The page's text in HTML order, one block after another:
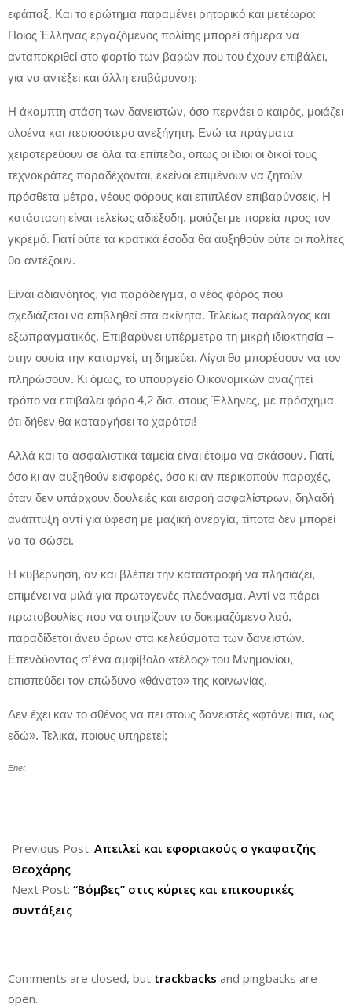
εφάπαξ. Και το ερώτημα παραμένει ρητορικό και μετέωρο:
Ποιος Έλληνας εργαζόμενος πολίτης μπορεί σήμερα να
ανταποκριθεί στο φορτίο των βαρών που του έχουν επιβάλει,
για να αντέξει και άλλη επιβάρυνση;
Η άκαμπτη στάση των δανειστών, όσο περνάει ο καιρός, μοιάζει
ολοένα και περισσότερο ανεξήγητη. Ενώ τα πράγματα
χειροτερεύουν σε όλα τα επίπεδα, όπως οι ίδιοι οι δικοί τους
τεχνοκράτες παραδέχονται, εκείνοι επιμένουν να ζητούν
πρόσθετα μέτρα, νέους φόρους και επιπλέον επιβαρύνσεις. Η
κατάσταση είναι τελείως αδιέξοδη, μοιάζει με πορεία προς τον
γκρεμό. Γιατί ούτε τα κρατικά έσοδα θα αυξηθούν ούτε οι πολίτες
θα αντέξουν.
Είναι αδιανόητος, για παράδειγμα, ο νέος φόρος που
σχεδιάζεται να επιβληθεί στα ακίνητα. Τελείως παράλογος και
εξωπραγματικός. Επιβαρύνει υπέρμετρα τη μικρή ιδιοκτησία –
στην ουσία την καταργεί, τη δημεύει. Λίγοι θα μπορέσουν να τον
πληρώσουν. Κι όμως, το υπουργείο Οικονομικών αναζητεί
τρόπο να επιβάλει φόρο 4,2 δισ. στους Έλληνες, με πρόσχημα
ότι δήθεν θα καταργήσει το χαράτσι!
Αλλά και τα ασφαλιστικά ταμεία είναι έτοιμα να σκάσουν. Γιατί,
όσο κι αν αυξηθούν εισφορές, όσο κι αν περικοπούν παροχές,
όταν δεν υπάρχουν δουλειές και εισροή ασφαλίστρων, δηλαδή
ανάπτυξη αντί για ύφεση με μαζική ανεργία, τίποτα δεν μπορεί
να τα σώσει.
Η κυβέρνηση, αν και βλέπει την καταστροφή να πλησιάζει,
επιμένει να μιλά για πρωτογενές πλεόνασμα. Αντί να πάρει
πρωτοβουλίες που να στηρίζουν το δοκιμαζόμενο λαό,
παραδίδεται άνευ όρων στα κελεύσματα των δανειστών.
Επενδύοντας σ’ ένα αμφίβολο «τέλος» του Μνημονίου,
επισπεύδει τον επώδυνο «θάνατο» της κοινωνίας.
Δεν έχει καν το σθένος να πει στους δανειστές «φτάνει πια, ως
εδώ». Τελικά, ποιους υπηρετεί;
Enet
09-
29
Previous Post: Απειλεί και εφοριακούς ο γκαφατζής
Θεοχάρης
Next Post: “Βόμβες” στις κύριες και επικουρικές
συντάξεις
Comments are closed, but trackbacks and pingbacks are
open.